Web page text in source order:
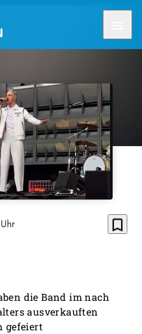
bookmark_border
die Band im nach
ausverkauften
gefeiert